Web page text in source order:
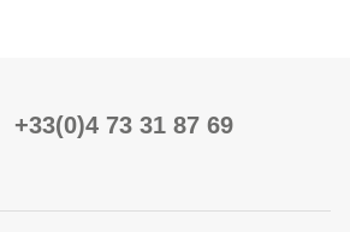
+33(0)4 73 31 87 69